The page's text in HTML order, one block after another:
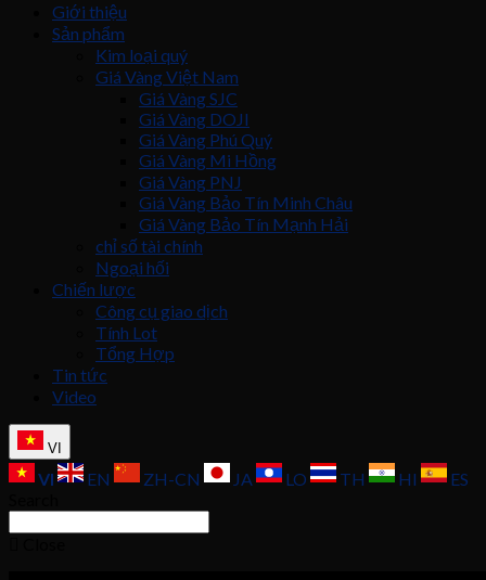
Giới thiệu
Sản phẩm
Kim loại quý
Giá Vàng Việt Nam
Giá Vàng SJC
Giá Vàng DOJI
Giá Vàng Phú Quý
Giá Vàng Mi Hồng
Giá Vàng PNJ
Giá Vàng Bảo Tín Minh Châu
Giá Vàng Bảo Tín Mạnh Hải
chỉ số tài chính
Ngoại hối
Chiến lược
Công cụ giao dịch
Tính Lot
Tổng Hợp
Tin tức
Video
VI
VI EN ZH-CN JA LO TH HI
ES